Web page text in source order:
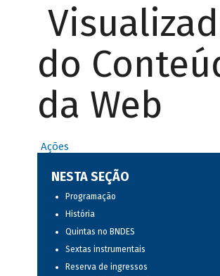
do
da Web
Ações
NESTA SEÇÃO
Programação
História
Quintas no BNDES
Sextas instrumentais
Reserva de ingressos